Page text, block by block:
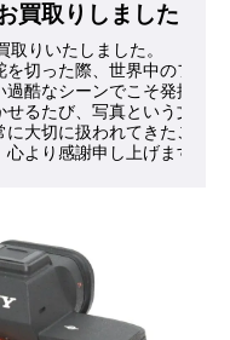
買取りしました
取りいたしました。
切った際、世界中のフォ
過酷なシーンでこそ発揮さ
るたび、写真という文化
大切に扱われてきたこと
より感謝申し上げます。